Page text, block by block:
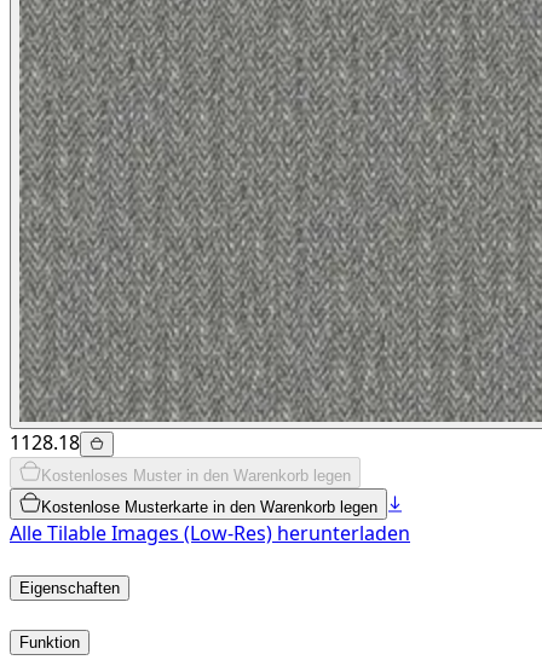
1128.18
Kostenloses Muster in den Warenkorb legen
Kostenlose Musterkarte in den Warenkorb legen
Alle Tilable Images (Low-Res) herunterladen
Eigenschaften
Funktion